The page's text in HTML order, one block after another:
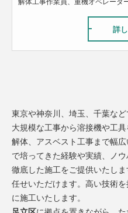
詳
東京や神奈川、埼玉、千葉な
大規模な工事から溶接機や工
解体、アスベスト工事まで幅
で培ってきた経験や実績、ノ
徹底した施工をご提供いたし
任せいただけます。高い技術
に施工いたします。